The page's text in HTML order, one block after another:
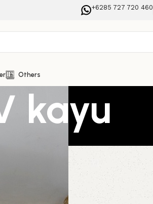
+6285 727 720 460
Others
kayu